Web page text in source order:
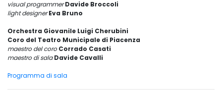
visual programmerDavide Broccoli
light designerEva Bruno
Orchestra Giovanile Luigi Cherubini
Coro del Teatro Municipale di Piacenza
maestro del coro Corrado Casati
maestro di salaDavide Cavalli
Programma di sala